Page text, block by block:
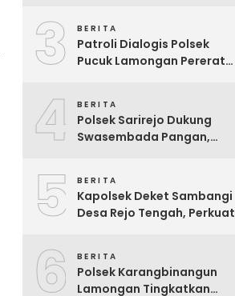
3 BERITA
Patroli Dialogis Polsek
Pucuk Lamongan Pererat
4 BERITA
Polsek Sarirejo Dukung
Swasembada Pangan,
Lamongan
5 BERITA
Kapolsek Deket Sambangi
Desa Rejo Tengah, Perkuat
Masyarakat yang Lebih Baik
6 BERITA
Polsek Karangbinangun
Lamongan Tingkatkan